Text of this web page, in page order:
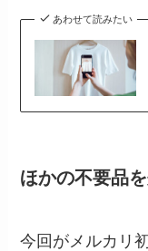
あわせて読みたい
ほかの不要品
今回がメルカリ